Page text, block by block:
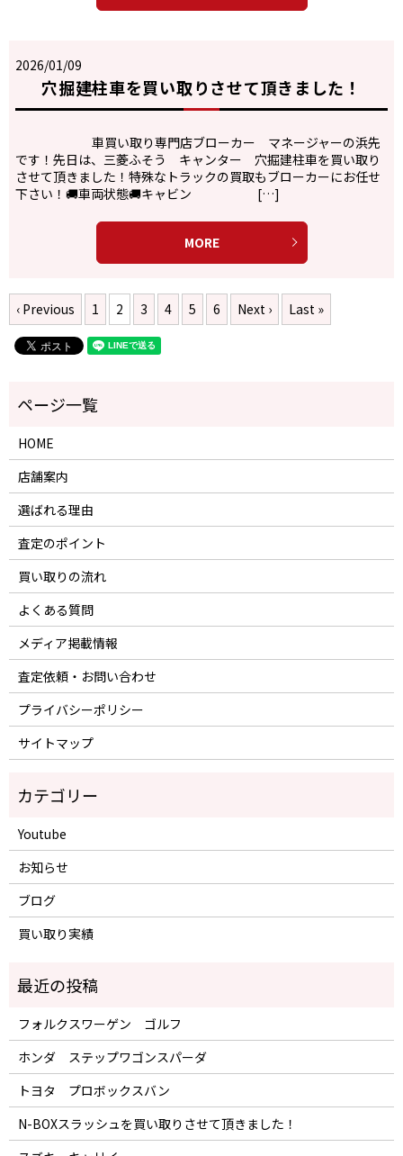
2026/01/09
穴掘建柱車を買い取りさせて頂きました！
車買い取り専門店ブローカー マネージャーの浜先
です！先日は、三菱ふそう キャンター 穴掘建柱車を買い取り
させて頂きました！特殊なトラックの買取もブローカーにお任せ
下さい！🚚車両状態🚚キャビン […]
MORE
‹ Previous 1 2 3 4 5 6 Next › Last »
HOME
店舗案内
選ばれる理由
査定のポイント
買い取りの流れ
よくある質問
メディア掲載情報
査定依頼・お問い合わせ
プライバシーポリシー
サイトマップ
Youtube
お知らせ
ブログ
買い取り実績
フォルクスワーゲン ゴルフ
ホンダ ステップワゴンスパーダ
トヨタ プロボックスバン
N-BOXスラッシュを買い取りさせて頂きました！